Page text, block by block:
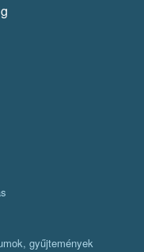
gyűjtemények